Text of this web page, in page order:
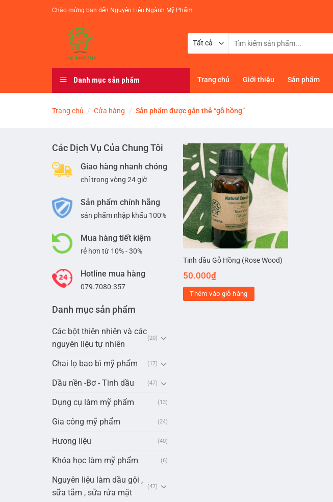
Chào mừng bạn đến Nguyên Liệu Ngành Mỹ Phẩm
Tìm
Danh mục sản phẩm Trang chủ Giới thiệu Sản phẩm
Trang chủ / Cửa hàng / Sản phẩm được gắn thẻ “gỗ hồng”
Các Dịch Vụ Của Chung Tôi
Giao hàng nhanh chóng
chỉ trong vòng 24 giờ
Sản phẩm chính hãng
sản phẩm nhập khẩu 100%
Mua hàng tiết kiệm
rẻ hơn từ 10% - 30%
Hotline mua hàng
079.7080.357
Danh mục sản phẩm
Các bột thiên nhiên và các
nguyên liệu tự nhiên
(20)
Chai lọ bao bì mỹ phẩm (17)
Dầu nền -Bơ - Tinh dầu (47)
Dụng cụ làm mỹ phẩm (13)
Gia công mỹ phẩm (24)
Hương liệu (40)
Khóa học làm mỹ phẩm (6)
Nguyên liệu làm dầu gội ,
sữa tắm , sữa rửa mặt
(47)
Tinh dầu Gỗ Hồng (Rose Wood)
50.000₫
Thêm vào giỏ hàng